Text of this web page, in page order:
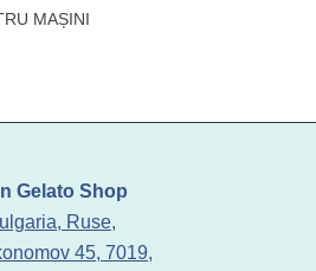
MAȘINI
Gelato Shop
Ruse,
45, 7019,